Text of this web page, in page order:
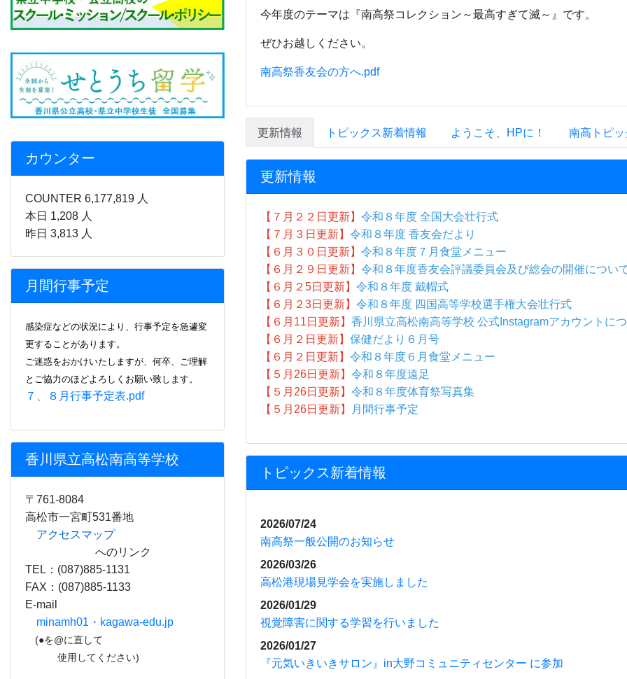
カウンター
COUNTER 6,177,819 人
本日 1,208 人
昨日 3,813 人
月間行事予定
感染症などの状況により、行事予定を急遽変
更することがあります。
ご迷惑をおかけいたしますが、何卒、ご理解
とご協力のほどよろしくお願い致します。
７、８月行事予定表.pdf
香川県立高松南高等学校
〒761-8084
高松市一宮町531番地
アクセスマップ
へのリンク
TEL：(087)885-1131
FAX：(087)885-1133
E-mail
minamh01・kagawa-edu.jp
(●を@に直して
使用してください)
今年度のテーマは『南高祭コレクション～最高すぎて滅～』です。
ぜひお越しください。
南高祭香友会の方へ.pdf
更新情報 トピックス新着情報 ようこそ、HPに！ 南高トピ
更新情報
【７月２２日更新】 令和８年度 全国大会壮行式
【７月３日更新】 令和８年度 香友会だより
【６月３０日更新】 令和８年度７月食堂メニュー
【６月２９日更新】 令和８年度香友会評議委員会及び総会の開催につい
【６月２5日更新】 令和８年度 戴帽式
【６月２3日更新】 令和８年度 四国高等学校選手権大会壮行式
【６月11日更新】 香川県立高松南高等学校 公式Instagramアカウントに
【６月２日更新】 保健だより６月号
【６月２日更新】 令和８年度６月食堂メニュー
【５月26日更新】 令和８年度遠足
【５月26日更新】 令和８年度体育祭写真集
【５月26日更新】
月間行事予定
トピックス新着情報
2026/07/24
南高祭一般公開のお知らせ
2026/03/26
高松港現場見学会を実施しました
2026/01/29
視覚障害に関する学習を行いました
2026/01/27
『元気いきいきサロン』in大野コミュニティセンター に参加